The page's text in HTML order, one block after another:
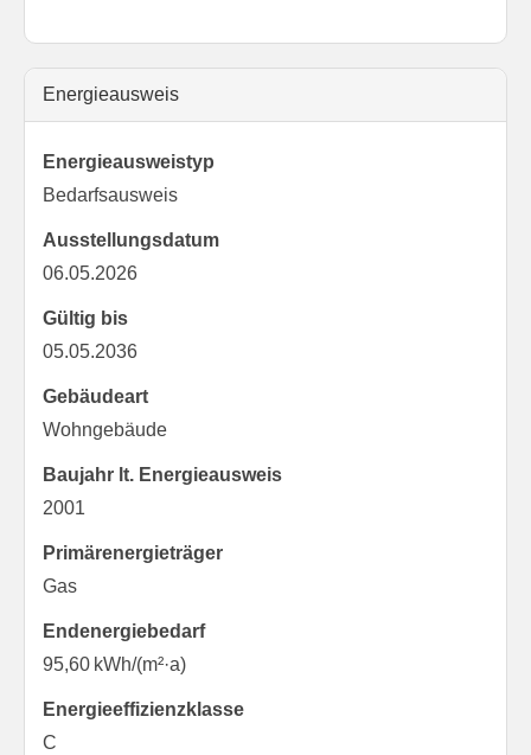
Energieausweis
Energieausweistyp
Bedarfs­ausweis
Ausstellungsdatum
06.05.2026
Gültig bis
05.05.2036
Gebäudeart
Wohngebäude
Baujahr lt. Energieausweis
2001
Primärenergieträger
Gas
Endenergie­bedarf
95,60 kWh/(m²·a)
Energie­effizienz­klasse
C